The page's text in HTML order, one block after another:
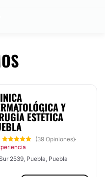
Y
ESTÉTICA
(39 Opiniones)·
2539, Puebla, Puebla